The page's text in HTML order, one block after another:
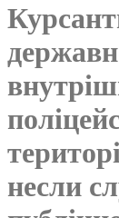
несли